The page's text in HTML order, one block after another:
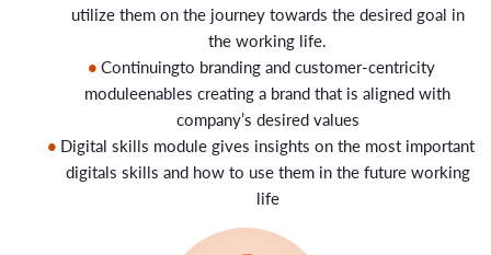
utilize them on the journey towards the desired goal in
the working life.
Continuingto branding and customer-centricity
moduleenables creating a brand that is aligned with
company’s desired values
Digital skills module gives insights on the most important
digitals skills and how to use them in the future working
life